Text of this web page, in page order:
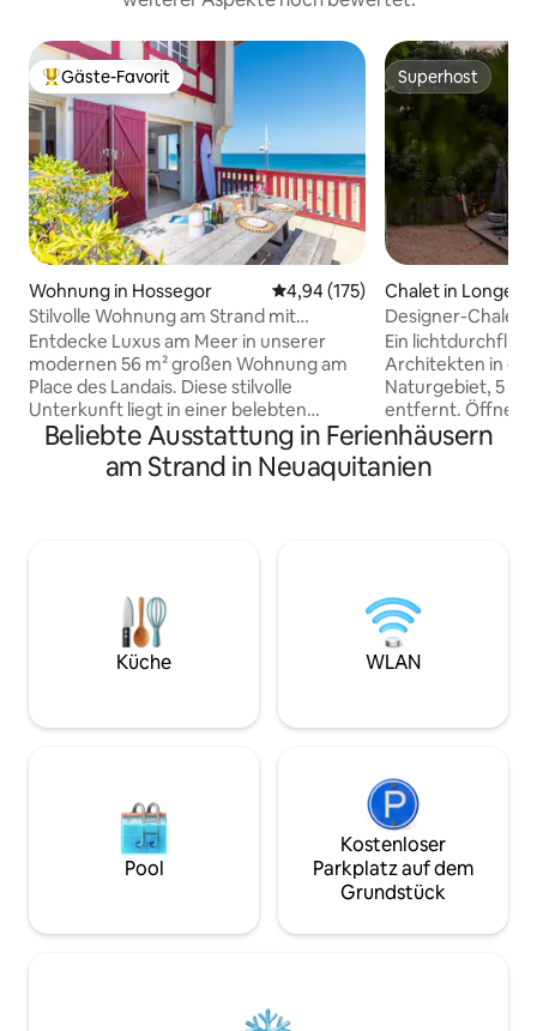
Beliebter Gäste-Favorit.
Gäste-Favorit
Wohnung in Hossegor Durchschnittliche Bewertung:
4,94 (175)
Stilvolle Wohnung am Strand mit
Terrasse mit Meerblick
Entdecke Luxus am Meer in unserer
modernen 56 m² großen Wohnung am
Place des Landais. Diese stilvolle
Unterkunft liegt in einer belebten
Gegend und bietet direkten
Strandzugang mit einer Terrasse mit
Meerblick. Schlafe bequem in den
Cafés, Boutiquen, Restaurants, Bars und
den endlosen Ozean. Bitte beachte,
dass es direkt unter der Unterkunft Bars
und Restaurants gibt und es in der
Superhost
Superhost
Chalet in
Designer-Chalet
Strand • Sauna
Ein
Architekten in
Naturgebiet, 5
entfernt. Öffne
Wohnzimmer
Terrasse über.
Kiefern ein und
Terrasse
genießen. • 3 Badezimmer • 4 Duschen •
Esstisch •
Beliebte Ausstattung in Ferienhäusern
am Strand in Neuaquitanien
Küche WLAN
Pool
Kostenloser
Parkplatz auf dem
Grundstück